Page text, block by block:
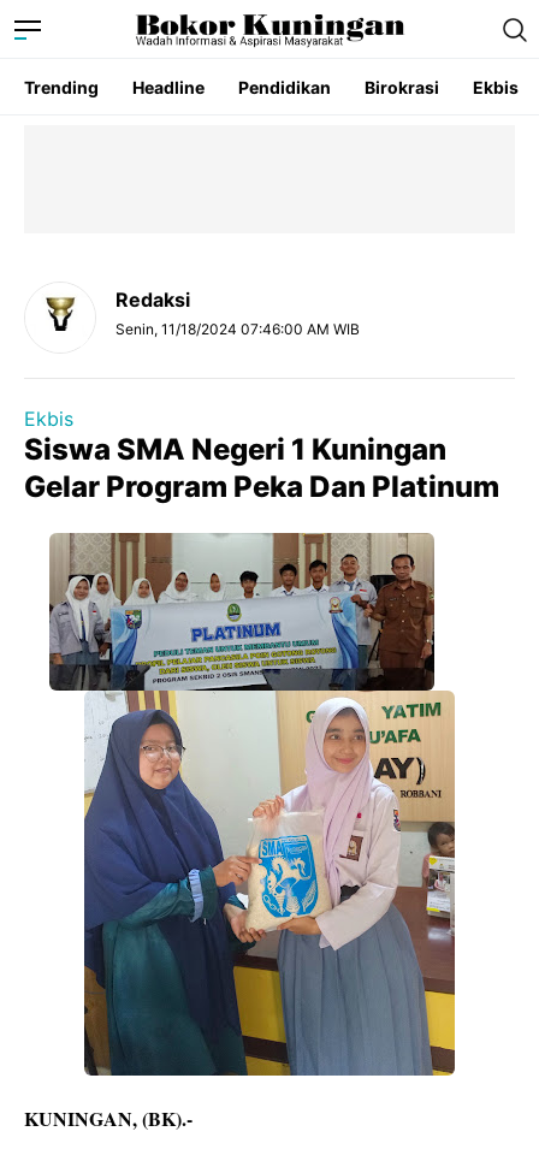
Trending Headline Pendidikan Birokrasi Ekbis
Redaksi
Senin, 11/18/2024 07:46:00 AM WIB
Ekbis
Siswa SMA Negeri 1 Kuningan
Gelar Program Peka Dan Platinum
KUNINGAN, (BK).-